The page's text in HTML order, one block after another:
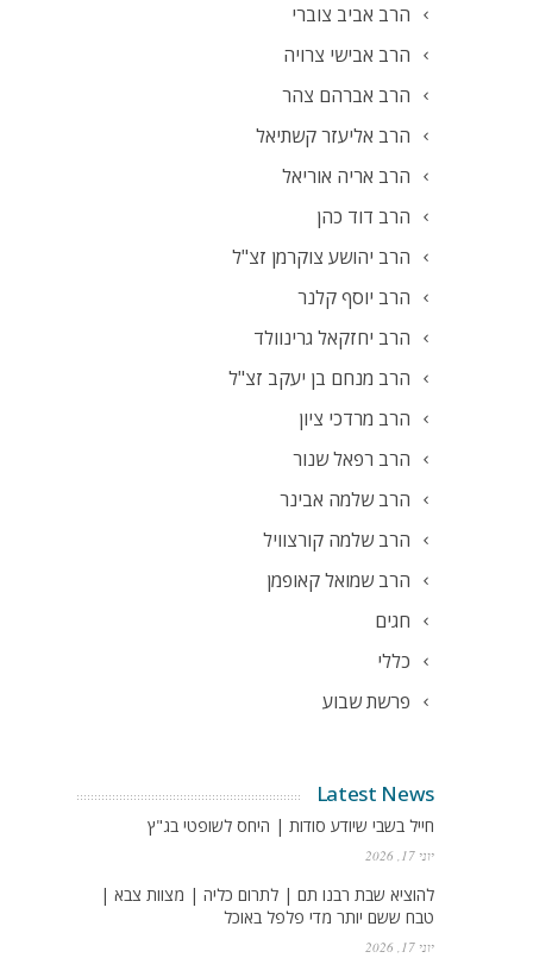
הרב אביב צוברי
הרב אבישי צרויה
הרב אברהם צהר
הרב אליעזר קשתיאל
הרב אריה אוריאל
הרב דוד כהן
הרב יהושע צוקרמן זצ"ל
הרב יוסף קלנר
הרב יחזקאל גרינוולד
הרב מנחם בן יעקב זצ"ל
הרב מרדכי ציון
הרב רפאל שנור
הרב שלמה אבינר
הרב שלמה קורצוויל
הרב שמואל קאופמן
חגים
כללי
פרשת שבוע
Latest News
חייל בשבי שיודע סודות | היחס לשופטי בג"ץ
יוני 17, 2026
להוציא שבת רבנו תם | לתרום כליה | מצוות צבא |
טבח ששם יותר מדי פלפל באוכל
יוני 17, 2026